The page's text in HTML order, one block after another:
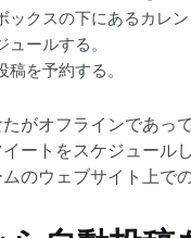
ックスの下にあるカレ
ュールする。
を予約する。
がオフラインであっ
ートをスケジュール
のウェブサイト上で